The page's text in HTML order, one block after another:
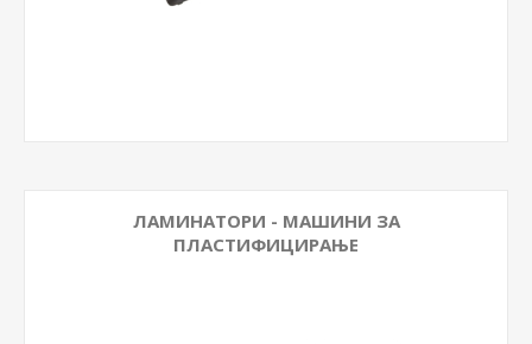
ЛАМИНАТОРИ - МАШИНИ ЗА
ПЛАСТИФИЦИРАЊЕ